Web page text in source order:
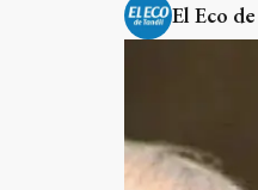
El Eco